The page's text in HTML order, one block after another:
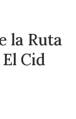
la Ruta
Cid